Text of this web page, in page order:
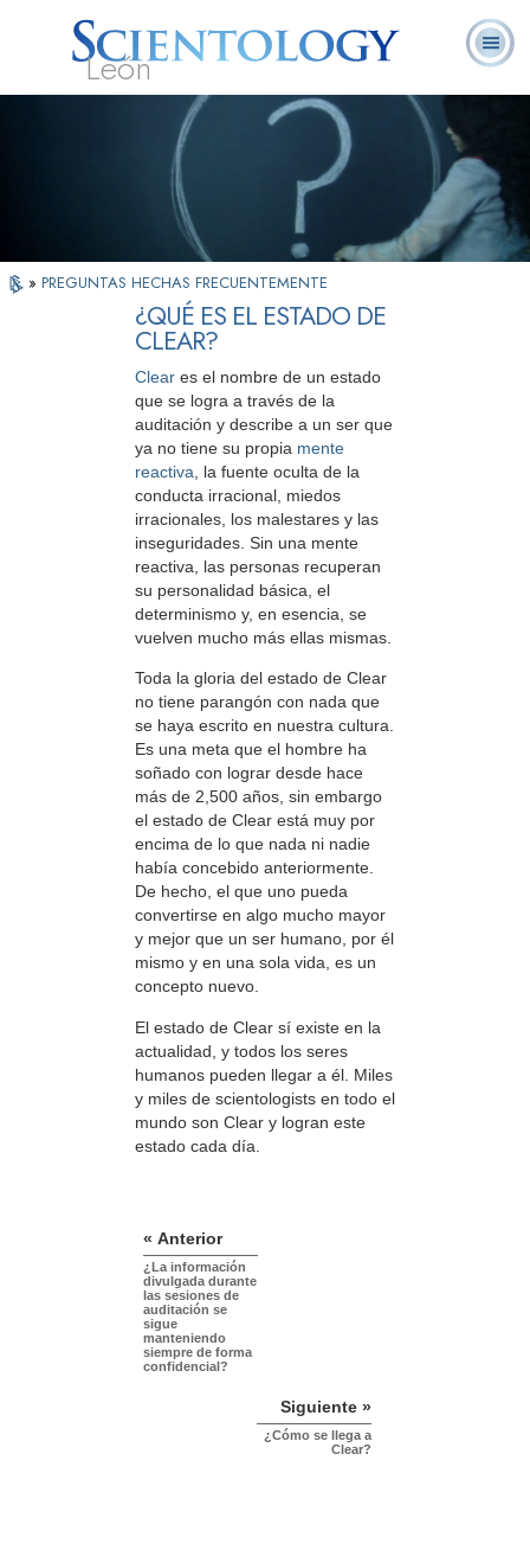
León
¿Qué es
Scientology?
Ministros
Voluntarios
Preguntas
Frecuentes
» PREGUNTAS HECHAS FRECUENTEMENTE
¿QUÉ ES EL ESTADO DE
CLEAR?
Clear es el nombre de un estado
que se logra a través de la
auditación y describe a un ser que
ya no tiene su propia mente
reactiva , la fuente oculta de la
conducta irracional, miedos
irracionales, los malestares y las
inseguridades. Sin una mente
reactiva, las personas recuperan
su personalidad básica, el
determinismo y, en esencia, se
vuelven mucho más ellas mismas.
Toda la gloria del estado de Clear
no tiene parangón con nada que
se haya escrito en nuestra cultura.
Es una meta que el hombre ha
soñado con lograr desde hace
más de 2,500 años, sin embargo
el estado de Clear está muy por
encima de lo que nada ni nadie
había concebido anteriormente.
De hecho, el que uno pueda
convertirse en algo mucho mayor
y mejor que un ser humano, por él
mismo y en una sola vida, es un
concepto nuevo.
El estado de Clear sí existe en la
actualidad, y todos los seres
humanos pueden llegar a él. Miles
y miles de scientologists en todo el
mundo son Clear y logran este
estado cada día.
« Anterior
¿La información
divulgada durante
las sesiones de
auditación se
sigue
manteniendo
siempre de forma
confidencial?
Siguiente »
¿Cómo se llega a
Clear?